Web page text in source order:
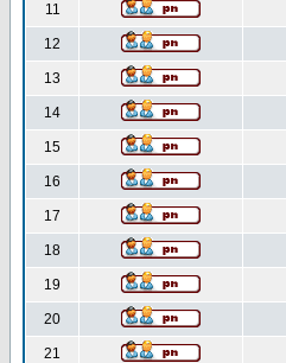
11
12
13
14
15
16
17
18
19
20
21